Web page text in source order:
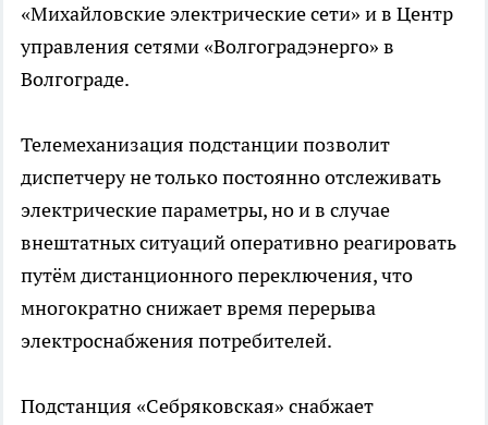
«Михайловские электрические сети» и в Центр
управления сетями «Волгоградэнерго» в
Волгограде.
Телемеханизация подстанции позволит
диспетчеру не только постоянно отслеживать
электрические параметры, но и в случае
внештатных ситуаций оперативно реагировать
путём дистанционного переключения, что
многократно снижает время перерыва
электроснабжения потребителей.
Подстанция «Себряковская» снабжает